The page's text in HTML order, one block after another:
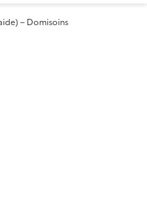
– Domisoins